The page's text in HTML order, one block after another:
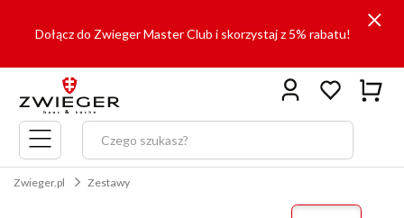
Dołącz do Zwieger Master Club i skorzystaj z 5% rabatu!
Menu
główne
Zwieger.pl Zestawy